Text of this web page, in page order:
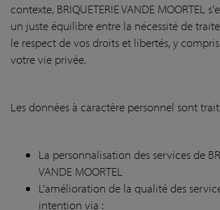
contexte, BRIQUETERIE VANDE MOORTEL
un juste équilibre entre la nécessité de
le respect de vos droits et libertés, y
votre vie privée.
Les données à caractère personnel sont
La personnalisation des services de
VANDE MOORTEL
L'amélioration de la qualité des
intention via :